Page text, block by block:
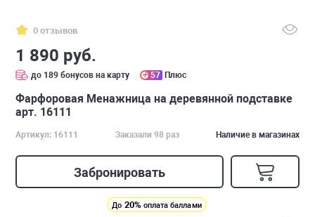
0 отзывов
1 890 руб.
до 189 бонусов на карту 57 Плюс
Фарфоровая Менажница на деревянной подставке
арт. 16111
Артикул: 16111 Заказали 98 раз Наличие в магазинах
Забронировать
До 20% оплата баллами